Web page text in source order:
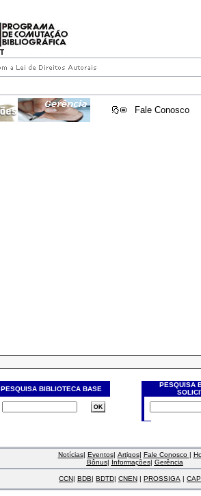
Fale Conosco
PESQUISA BIBLIOTECA BASE
PESQUISA
Notícias| Eventos| Artigos| Fale Conosco |
Bônus| Informações| Gerência
CCN| BDB| BDTD| CNEN | PROSSIGA |